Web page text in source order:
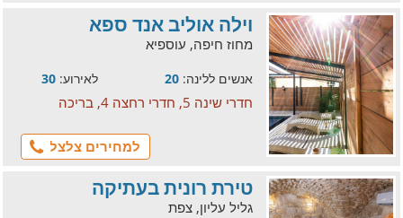
וילה אוליב אנד ספא
מחוז חיפה, עוספיא
אנשים ללינה: 20 לאירוע: 30
חדרי שינה 5, חדרי רחצה 4, בריכה
למחירים צלצל
טירת רונית בעתיקה
גליל עליון, צפת